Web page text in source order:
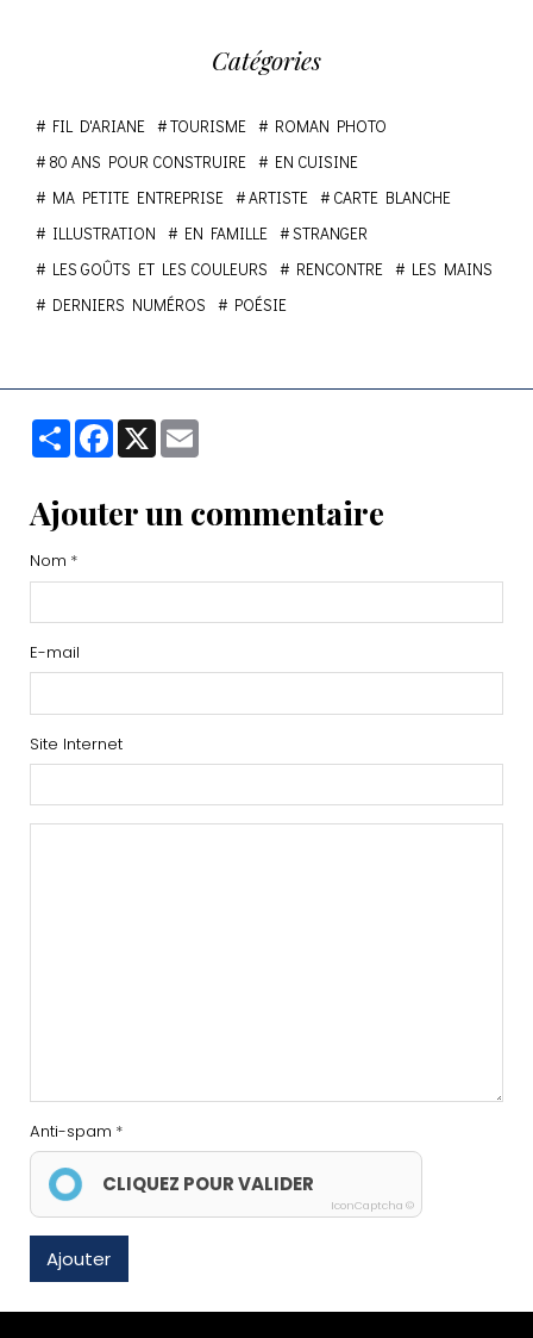
Catégories
FIL D'ARIANE TOURISME
ROMAN PHOTO
80 ANS POUR CONSTRUIRE
EN CUISINE
MA PETITE ENTREPRISE
ARTISTE
CARTE BLANCHE
ILLUSTRATION
EN FAMILLE
STRANGER
LES GOÛTS ET LES COULEURS
RENCONTRE
LES MAINS
DERNIERS NUMÉROS
POÉSIE
PartagerFacebook
X
Ajouter un commentaire
Nom
E-mail
Site Internet
Anti-spam
CLIQUEZ POUR VALIDER
IconCaptcha ©
Ajouter